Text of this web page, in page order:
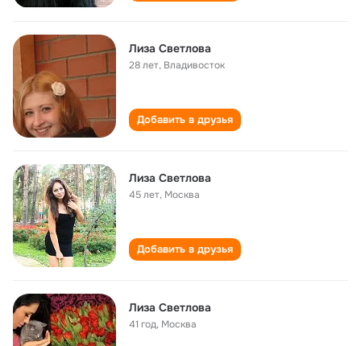
Лиза Светлова
28 лет, Владивосток
Добавить в друзья
Лиза Светлова
45 лет, Москва
Добавить в друзья
Лиза Светлова
41 год, Москва